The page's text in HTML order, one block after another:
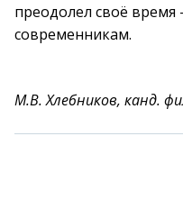
преодолел своё
современникам.
М.В. Хлебников, канд.